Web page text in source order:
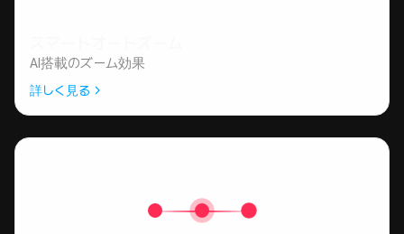
AI搭載のズーム効果
詳しく見る